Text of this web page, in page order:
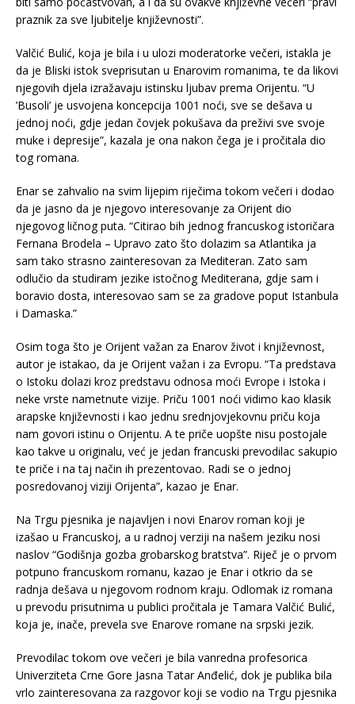
praznik za sve ljubitelje književnosti”.
Valčić Bulić, koja je bila i u ulozi moderatorke večeri, istakla je
da je Bliski istok sveprisutan u Enarovim romanima, te da likovi
njegovih djela izražavaju istinsku ljubav prema Orijentu. “U
’Busoli’ je usvojena koncepcija 1001 noći, sve se dešava u
jednoj noći, gdje jedan čovjek pokušava da preživi sve svoje
muke i depresije”, kazala je ona nakon čega je i pročitala dio
tog romana.
Enar se zahvalio na svim lijepim riječima tokom večeri i dodao
da je jasno da je njegovo interesovanje za Orijent dio
njegovog ličnog puta. “Citirao bih jednog francuskog istoričara
Fernana Brodela – Upravo zato što dolazim sa Atlantika ja
sam tako strasno zainteresovan za Mediteran. Zato sam
odlučio da studiram jezike istočnog Mediterana, gdje sam i
boravio dosta, interesovao sam se za gradove poput Istanbula
i Damaska.”
Osim toga što je Orijent važan za Enarov život i književnost,
autor je istakao, da je Orijent važan i za Evropu. “Ta predstava
o Istoku dolazi kroz predstavu odnosa moći Evrope i Istoka i
neke vrste nametnute vizije. Priču 1001 noći vidimo kao klasik
arapske književnosti i kao jednu srednjovjekovnu priču koja
nam govori istinu o Orijentu. A te priče uopšte nisu postojale
kao takve u originalu, već je jedan francuski prevodilac sakupio
te priče i na taj način ih prezentovao. Radi se o jednoj
posredovanoj viziji Orijenta”, kazao je Enar.
Na Trgu pjesnika je najavljen i novi Enarov roman koji je
izašao u Francuskoj, a u radnoj verziji na našem jeziku nosi
naslov “Godišnja gozba grobarskog bratstva”. Riječ je o prvom
potpuno francuskom romanu, kazao je Enar i otkrio da se
radnja dešava u njegovom rodnom kraju. Odlomak iz romana
u prevodu prisutnima u publici pročitala je Tamara Valčić Bulić,
koja je, inače, prevela sve Enarove romane na srpski jezik.
Prevodilac tokom ove večeri je bila vanredna profesorica
Univerziteta Crne Gore Jasna Tatar Anđelić, dok je publika bila
vrlo zainteresovana za razgovor koji se vodio na Trgu pjesnika